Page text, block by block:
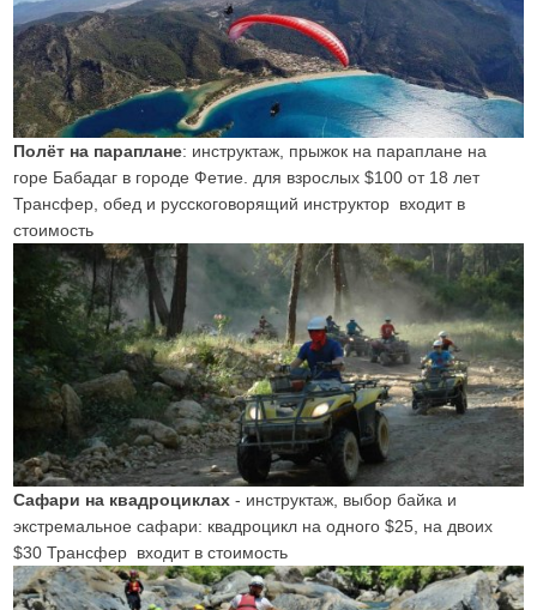
Полёт на параплане: инструктаж, прыжок на параплане на
горе Бабадаг в городе Фетие. для взрослых $100 от 18 лет
Трансфер, обед и русскоговорящий инструктор входит в
стоимость
Сафари на квадроциклах - инструктаж, выбор байка и
экстремальное сафари: квадроцикл на одного $25, на двоих
$30 Трансфер входит в стоимость